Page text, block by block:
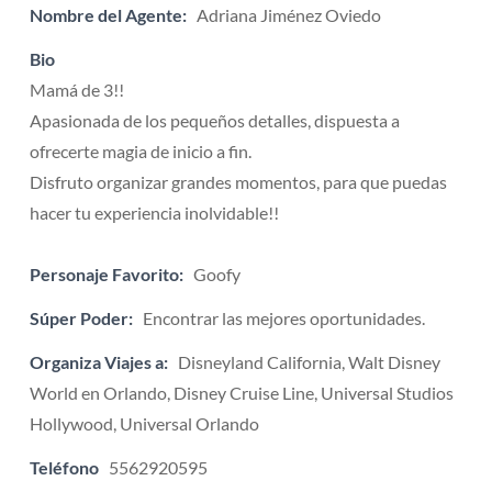
Nombre del Agente: Adriana Jiménez Oviedo
Bio
Mamá de 3!!
Apasionada de los pequeños detalles, dispuesta a
ofrecerte magia de inicio a fin.
Disfruto organizar grandes momentos, para que puedas
hacer tu experiencia inolvidable!!
Personaje Favorito: Goofy
Súper Poder: Encontrar las mejores oportunidades.
Organiza Viajes a: Disneyland California, Walt Disney
World en Orlando, Disney Cruise Line, Universal Studios
Hollywood, Universal Orlando
Teléfono 5562920595